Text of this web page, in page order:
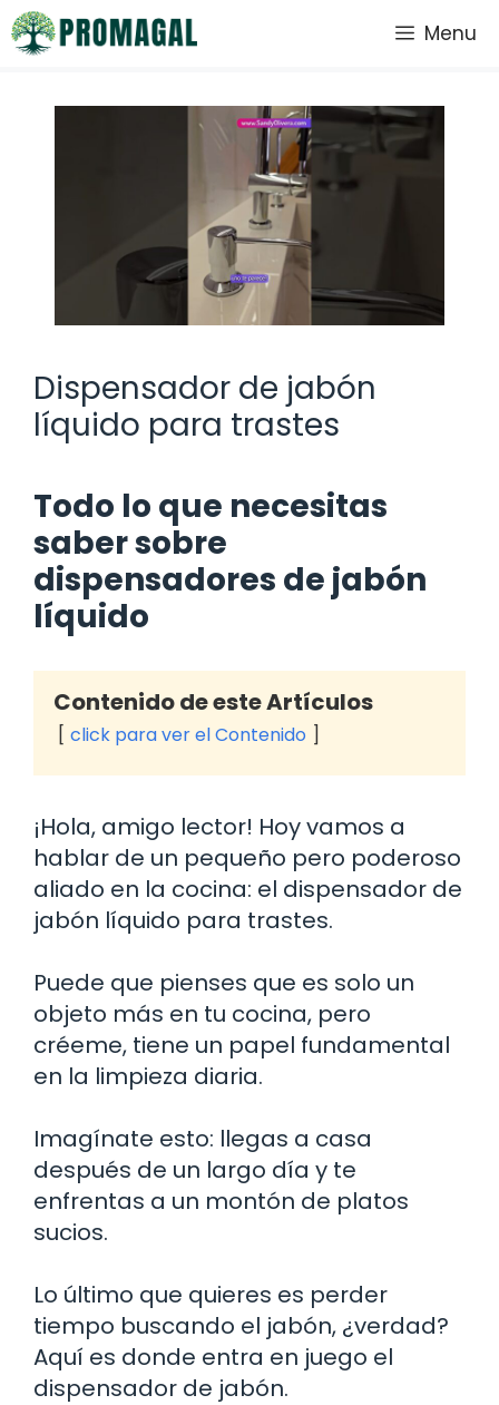
Saltar
al
Menu
Dispensador de jabón
líquido para trastes
Todo lo que necesitas
saber sobre
dispensadores de jabón
líquido
Contenido de este Artículos
click para ver el Contenido
¡Hola, amigo lector! Hoy vamos a
hablar de un pequeño pero poderoso
aliado en la cocina: el dispensador de
jabón líquido para trastes.
Puede que pienses que es solo un
objeto más en tu cocina, pero
créeme, tiene un papel fundamental
en la limpieza diaria.
Imagínate esto: llegas a casa
después de un largo día y te
enfrentas a un montón de platos
sucios.
Lo último que quieres es perder
tiempo buscando el jabón, ¿verdad?
Aquí es donde entra en juego el
dispensador de jabón.